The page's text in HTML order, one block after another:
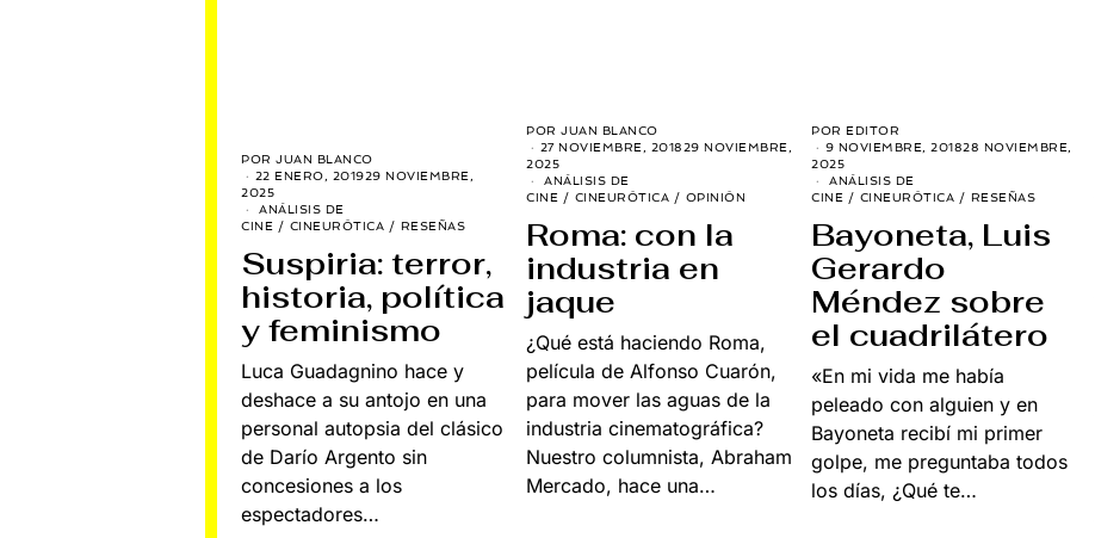
POR JUAN BLANCO
22 ENERO, 201929 NOVIEMBRE,
2025
ANÁLISIS DE
CINE / CINEURÓTICA / RESEÑAS
Suspiria: terror,
historia, política
y feminismo
Luca Guadagnino hace y
deshace a su antojo en una
personal autopsia del clásico
de Darío Argento sin
concesiones a los
espectadores…
POR JUAN BLANCO
27 NOVIEMBRE, 2018 29 NOVIEMBRE,
2025
ANÁLISIS DE
CINE / CINEURÓTICA / OPINIÓN
Roma: con la
industria en
jaque
¿Qué está haciendo Roma,
película de Alfonso Cuarón,
para mover las aguas de la
industria cinematográfica?
Nuestro columnista, Abraham
Mercado, hace una…
POR EDITOR
9 NOVIEMBRE, 201828 NOVIEMBRE,
2025
ANÁLISIS DE
CINE / CINEURÓTICA / RESEÑAS
Bayoneta, Luis
Gerardo
Méndez sobre
el cuadrilátero
«En mi vida me había
peleado con alguien y en
Bayoneta recibí mi primer
golpe, me preguntaba todos
los días, ¿Qué te…